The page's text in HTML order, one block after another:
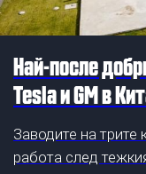
Най-после
Tesla и GM в
Заводите на
работа след